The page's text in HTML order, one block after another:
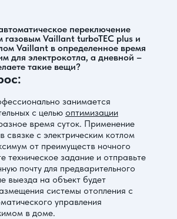
переключение
Vaillant turboTEC plus и
Vaillant в определенное время
для электрокотла, а дневной –
такие вещи?
занимается
с целью оптимизации
время суток. Применение
связке с электрическим котлом
от преимуществ ночного
техническое задание и отправьте
почту для предварительного
выезда на объект будет
системы отопления с
управления
в доме.